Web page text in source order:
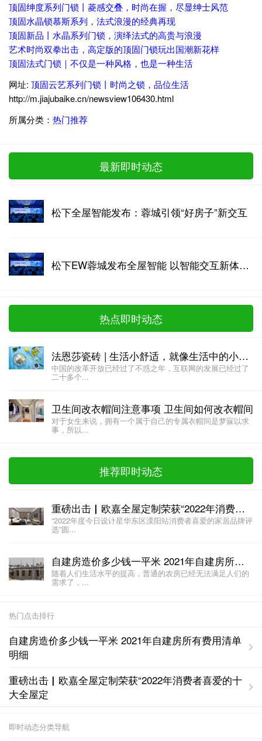
顶固绅度系列门锁丨菱感交叠，时尚在握，尽显绅士风范
顶固水晶锁慕斯系列，法式浪漫的经典再现
顶固新品丨水晶系列门锁，演绎法式的高贵与浪漫
艺术时尚双拳出击，高定版的顶固门锁玩出国潮新花样
顶固法式门锁｜不仅是一种风格，也是一种生活
网址: 顶固云艺系列门锁丨时尚之锁，品位生活
http://m.jiajubaike.cn/newsview106430.html
所属分类： 热门推荐
最新即时动态
松下全屋智能发布：蓉城引领“好房子”新交互
松下EW蓉城发布全屋智能 以智能交互新体验回应“好房子”时代命题
热点即时动态
法恩莎瓷砖 | 生活小舒适，就像生活中的小确幸!
中国的改革开放已经过了不惑之年，互联网的发展已经过了
二十多个...
卫生间改衣帽间注意事项 卫生间如何改衣帽间
对于女生来说，拥有一个属于自己的专属衣帽间是梦寐以求
事，所以...
推荐即时动态
重磅出击▏欧嘉全屋定制荣获“2022年消费者喜爱的十大全屋定制品牌”
“2022年度今日设计星华东区溧阳站消费者喜爱的家居品牌评
选”圆...
自建房造价多少钱一平米 2021年自建房所有费用清单明细
随着人们生活水平的提高，普通的农房已经无法满足人们的
需求了，...
热门点击排行
自建房造价多少钱一平米 2021年自建房所有费用清单
明细
重磅出击▏欧嘉全屋定制荣获“2022年消费者喜爱的十
大全屋定
即时动态分类导航